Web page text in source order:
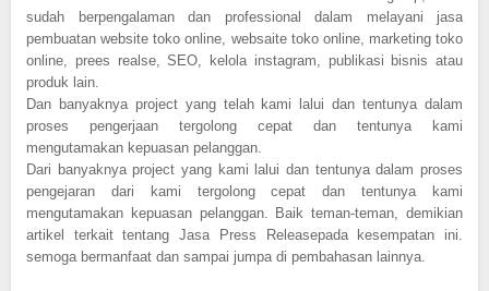
sudah berpengalaman dan professional dalam melayani jasa
pembuatan website toko online, websaite toko online, marketing toko
online, prees realse, SEO, kelola instagram, publikasi bisnis atau
produk lain.
Dan banyaknya project yang telah kami lalui dan tentunya dalam
proses pengerjaan tergolong cepat dan tentunya kami
mengutamakan kepuasan pelanggan.
Dari banyaknya project yang kami lalui dan tentunya dalam proses
pengejaran dari kami tergolong cepat dan tentunya kami
mengutamakan kepuasan pelanggan. Baik teman-teman, demikian
artikel terkait tentang Jasa Press Releasepada kesempatan ini.
semoga bermanfaat dan sampai jumpa di pembahasan lainnya.